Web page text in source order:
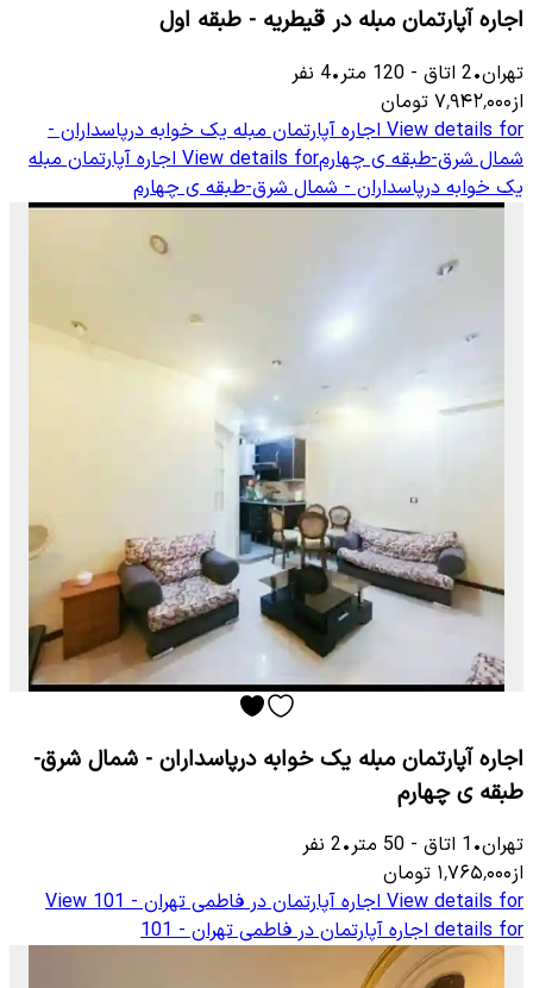
اجاره آپارتمان مبله در قیطریه - طبقه اول
تهران•
2 اتاق -
120 متر•
4 نفر
از۷٬۹۴۲٬۰۰۰ تومان
View details for اجاره آپارتمان مبله یک خوابه درپاسداران -
شمال شرق-طبقه ی چهارمView details for اجاره آپارتمان مبله
یک خوابه درپاسداران - شمال شرق-طبقه ی چهارم
اجاره آپارتمان مبله یک خوابه درپاسداران - شمال شرق-
طبقه ی چهارم
تهران•
1 اتاق -
50 متر•
2 نفر
از۱٬۷۶۵٬۰۰۰ تومان
View details for اجاره آپارتمان در فاطمی تهران - 101
View
details for اجاره آپارتمان در فاطمی تهران - 101